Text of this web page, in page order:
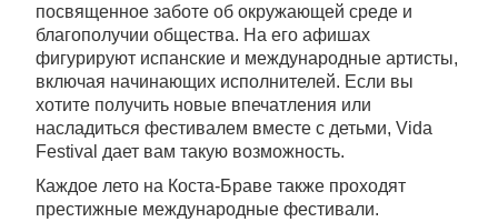
посвященное заботе об окружающей среде и
благополучии общества. На его афишах
фигурируют испанские и международные артисты,
включая начинающих исполнителей. Если вы
хотите получить новые впечатления или
насладиться фестивалем вместе с детьми, Vida
Festival дает вам такую возможность.
Каждое лето на Коста-Браве также проходят
престижные международные фестивали.